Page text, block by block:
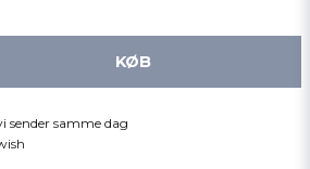
KØB
sender samme dag